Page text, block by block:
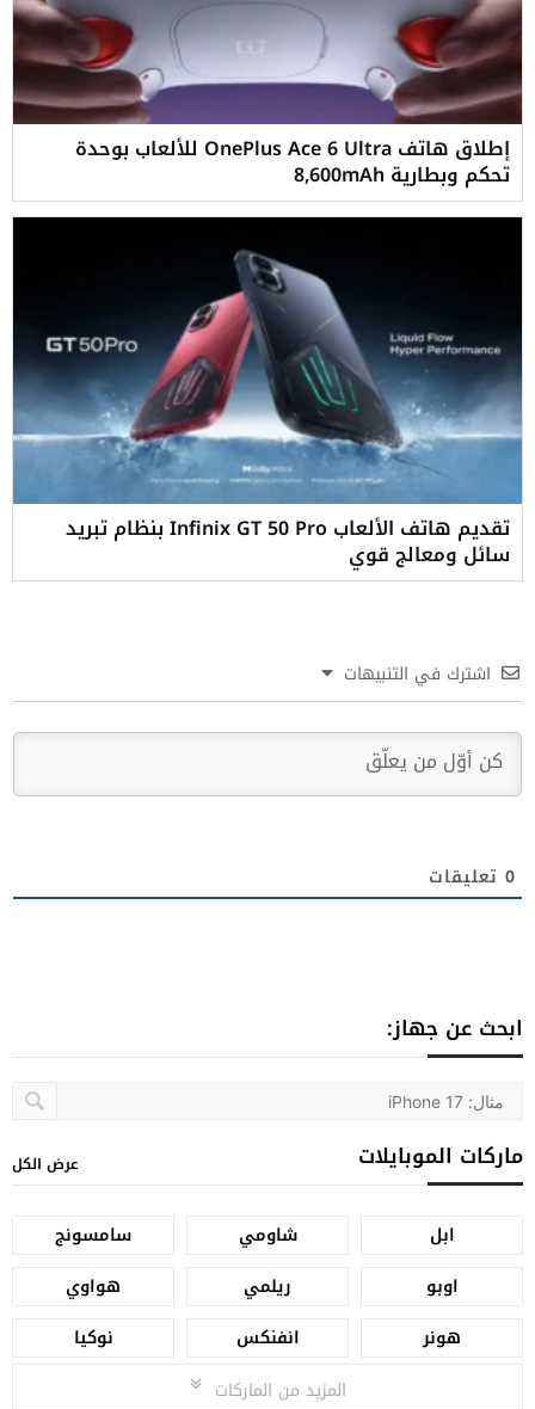
إطلاق هاتف OnePlus Ace 6 Ultra للألعاب بوحدة
تحكم وبطارية 8,600mAh
تقديم هاتف الألعاب Infinix GT 50 Pro بنظام تبريد
سائل ومعالج قوي
اشترك في التنبيهات
0 تعليقات
ابحث عن جهاز:
ماركات الموبايلات عرض الكل
ابل شاومي
سامسونج
اوبو
ريلمي
هواوي
هونر
انفنكس
نوكيا
المزيد من الماركات